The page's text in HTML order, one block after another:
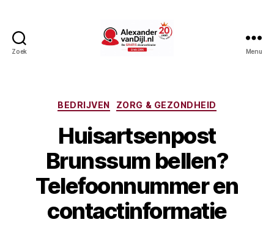
Zoek Menu
Categorieën
BEDRIJVEN ZORG & GEZONDHEID
Huisartsenpost
Brunssum bellen?
Telefoonnummer en
contactinformatie